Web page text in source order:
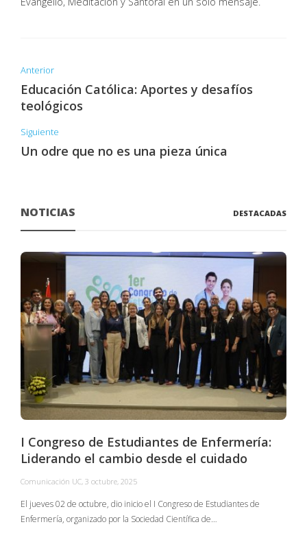
Anterior
Educación Católica: Aportes y desafíos
teológicos
Siguiente
Un odre que no es una pieza única
NOTICIAS DESTACADAS
I Congreso de Estudiantes de Enfermería:
Liderando el cambio desde el cuidado
Comunicación UC, 3 octubre, 2025
El jueves 02 de octubre, dio inicio el I Congreso de Estudiantes de
Enfermería, organizado por la Sociedad Científica de…